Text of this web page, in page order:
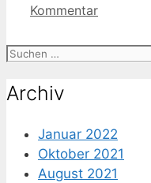
Kommentar
Suche
Archiv
Januar 2022
Oktober 2021
August 2021